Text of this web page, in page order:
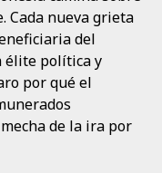
Cada nueva grieta
del
élite política y
por qué el
de la ira por